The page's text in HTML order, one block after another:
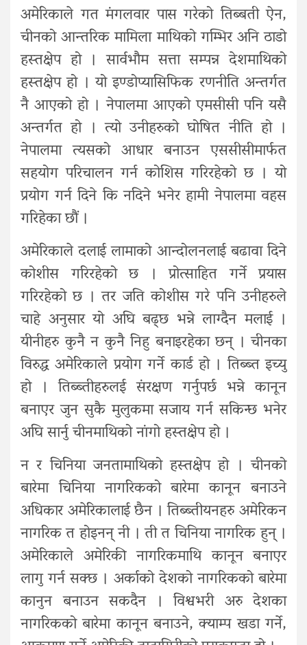
अमेरिकाले गत मंगलवार पास गरेको तिब्बती ऐन,
चीनको आन्तरिक मामिला माथिको गम्भिर अनि ठाडो
हस्तक्षेप हो । सार्वभौम सत्ता सम्पन्न देशमाथिको
हस्तक्षेप हो । यो इण्डोप्यासिफिक रणनीति अन्तर्गत
नै आएको हो । नेपालमा आएको एमसीसी पनि यसै
अन्तर्गत हो । त्यो उनीहरुको घोषित नीति हो ।
नेपालमा त्यसको आधार बनाउन एससीसीमार्फत
सहयोग परिचालन गर्न कोशिस गरिरहेको छ । यो
प्रयोग गर्न दिने कि नदिने भनेर हामी नेपालमा वहस
गरिहेका छौं ।
अमेरिकाले दलाई लामाको आन्दोलनलाई बढावा दिने
कोशीस गरिरहेको छ । प्रोत्साहित गर्ने प्रयास
गरिरहेको छ । तर जति कोशीस गरे पनि उनीहरुले
चाहे अनुसार यो अघि बढ्छ भन्ने लाग्दैन मलाई ।
यीनीहरु कुनै न कुनै निहु बनाइरहेका छन् । चीनका
विरुद्ध अमेरिकाले प्रयोग गर्ने कार्ड हो । तिब्ब्त इच्यु
हो । तिब्ब्तीहरुलई संरक्षण गर्नुपर्छ भन्ने कानून
बनाएर जुन सुकै मुलुकमा सजाय गर्न सकिन्छ भनेर
अघि सार्नु चीनमाथिको नांगो हस्तक्षेप हो ।
न र चिनिया जनतामाथिको हस्तक्षेप हो । चीनको
बारेमा चिनिया नागरिकको बारेमा कानून बनाउने
अधिकार अमेरिकालाई छैन । तिब्ब्तीयनहरु अमेरिकन
नागरिक त होइनन् नी । ती त चिनिया नागरिक हुन् ।
अमेरिकाले अमेरिकी नागरिकमाथि कानून बनाएर
लागु गर्न सक्छ । अर्काको देशको नागरिकको बारेमा
कानुन बनाउन सकदैन । विश्वभरी अरु देशका
नागरिकको बारेमा कानून बनाउने, क्याम्प खडा गर्ने,